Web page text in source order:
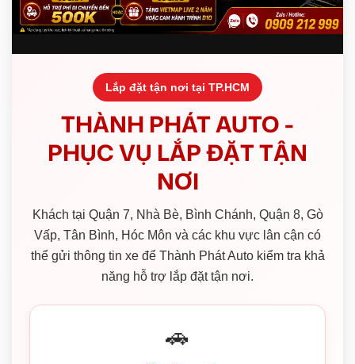
Lắp đặt tận nơi tại TP.HCM
THÀNH PHÁT AUTO -
PHỤC VỤ LẮP ĐẶT TẬN
NƠI
Khách tại Quận 7, Nhà Bè, Bình Chánh, Quận 8, Gò
Vấp, Tân Bình, Hóc Môn và các khu vực lân cận có
thể gửi thông tin xe để Thành Phát Auto kiểm tra khả
năng hỗ trợ lắp đặt tận nơi.
🚗